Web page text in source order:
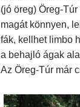
(jó öreg) Öreg-
magát könnyen,
fák, kellhet limbo
a behajló ágak
Az Öreg-Túr már